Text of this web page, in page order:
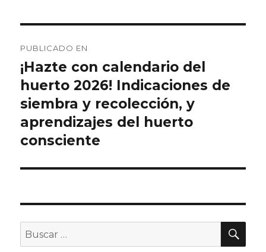
de
entradas
PUBLICADO EN
¡Hazte con calendario del
huerto 2026! Indicaciones de
siembra y recolección, y
aprendizajes del huerto
consciente
Buscar
por: